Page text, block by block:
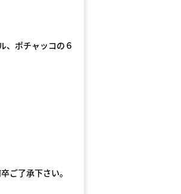
、ポチャッコの６
ご了承下さい。